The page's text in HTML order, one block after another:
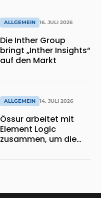
ALLGEMEIN 16. JULI 2026
Die Inther Group
bringt „Inther Insights“
auf den Markt
ALLGEMEIN 14. JULI 2026
Össur arbeitet mit
Element Logic
zusammen, um die